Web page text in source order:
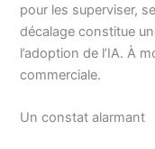
pour les superviser,
décalage constitue
l’adoption de l’IA. À
commerciale.
Un constat alarmant